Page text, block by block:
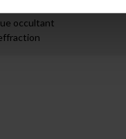
occultant